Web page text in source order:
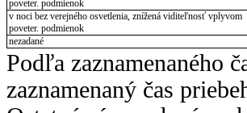
poveter. podmienok
v noci bez verejného osvetlenia, znížená viditeľnosť vplyvom
poveter. podmienok
nezadané
Podľa zaznamenaného
zaznamenaný čas